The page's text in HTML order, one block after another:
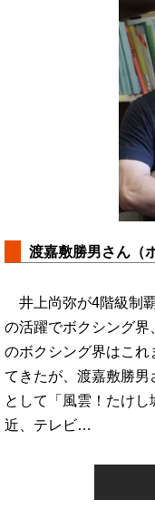
渡嘉敷勝男さん（
井上尚弥が4階級制
の活躍でボクシング
のボクシング界はこれ
てきたが、渡嘉敷勝男
として「風雲！たけ
近、テレビ…